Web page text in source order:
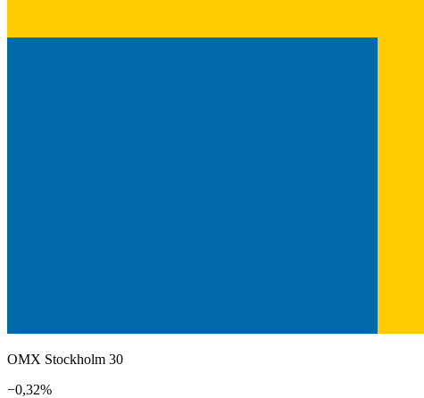
OMX Stockholm 30
−0,32%